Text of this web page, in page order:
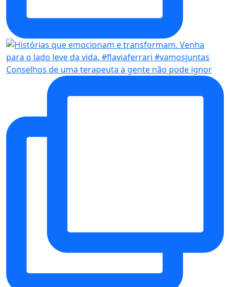
Conselhos de uma terapeuta a gente não pode ignor